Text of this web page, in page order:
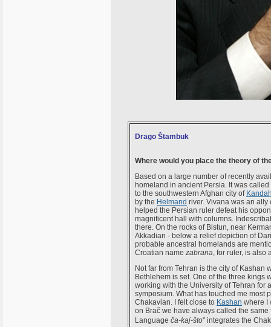
Drago Štambuk
Where would you place the theory of
Based on a large number of recently
homeland in ancient Persia. It was called
to the southwestern Afghan city of
by the Helmand river. Vivana was an ally
helped the Persian ruler defeat his
magnificent hall with columns.
there. On the rocks of Bistun, near
Akkadian - below a relief depiction of
probable ancestral homelands are
Croatian name zabrana, for ruler, is also
Not far from Tehran is the city of
Bethlehem is set. One of the three kings
working with the University of Tehran
symposium. What has touched me most
Chakavian. I felt close to Kashan where I
on Brač we have always called the
Language ča-kaj-što" integrates the